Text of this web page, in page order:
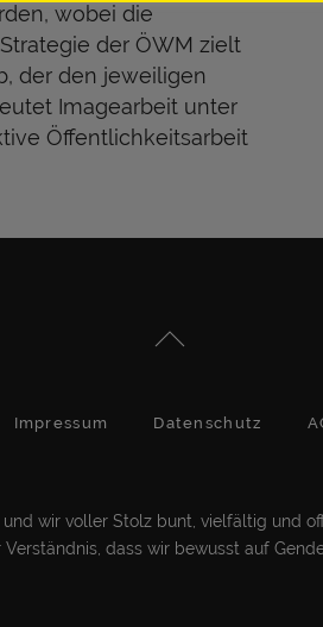
wobei die
der ÖWM zielt
der den jeweiligen
Imagearbeit unter
Öffentlichkeitsarbeit
Impressum Datenschutz
wir voller Stolz bunt, vielfältig und
dass wir bewusst auf